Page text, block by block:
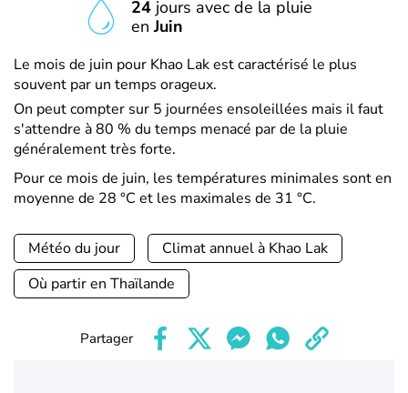
24 jours avec de la pluie
enJuin
Le mois de juin pour Khao Lak est caractérisé le plus
souvent par un temps orageux.
On peut compter sur 5 journées ensoleillées mais il faut
s'attendre à 80 % du temps menacé par de la pluie
généralement très forte.
Pour ce mois de juin, les températures minimales sont en
moyenne de 28 °C et les maximales de 31 °C.
Météo du jour
Climat annuel à Khao Lak
Où partir en Thaïlande
Partager